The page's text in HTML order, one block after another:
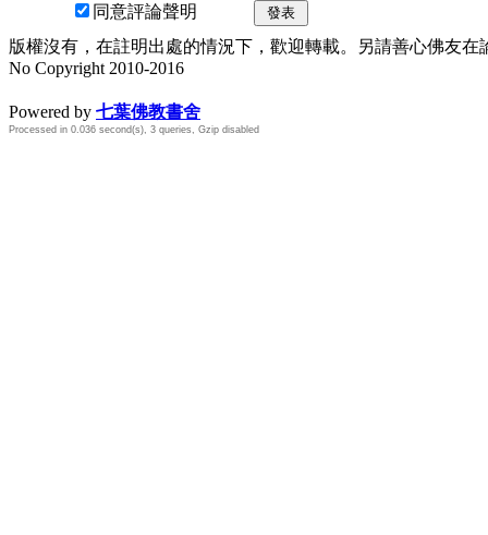
同意評論聲明 發表
版權沒有，在註明出處的情況下，歡迎轉載。另請善心佛友
No Copyright 2010-2016
Powered by 七葉佛教書舍
Processed in 0.036 second(s), 3 queries, Gzip disabled